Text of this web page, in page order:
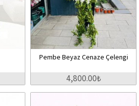
Pembe Beyaz Cenaze Çelengi
4,800.00₺